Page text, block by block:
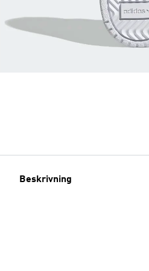
Beskrivning